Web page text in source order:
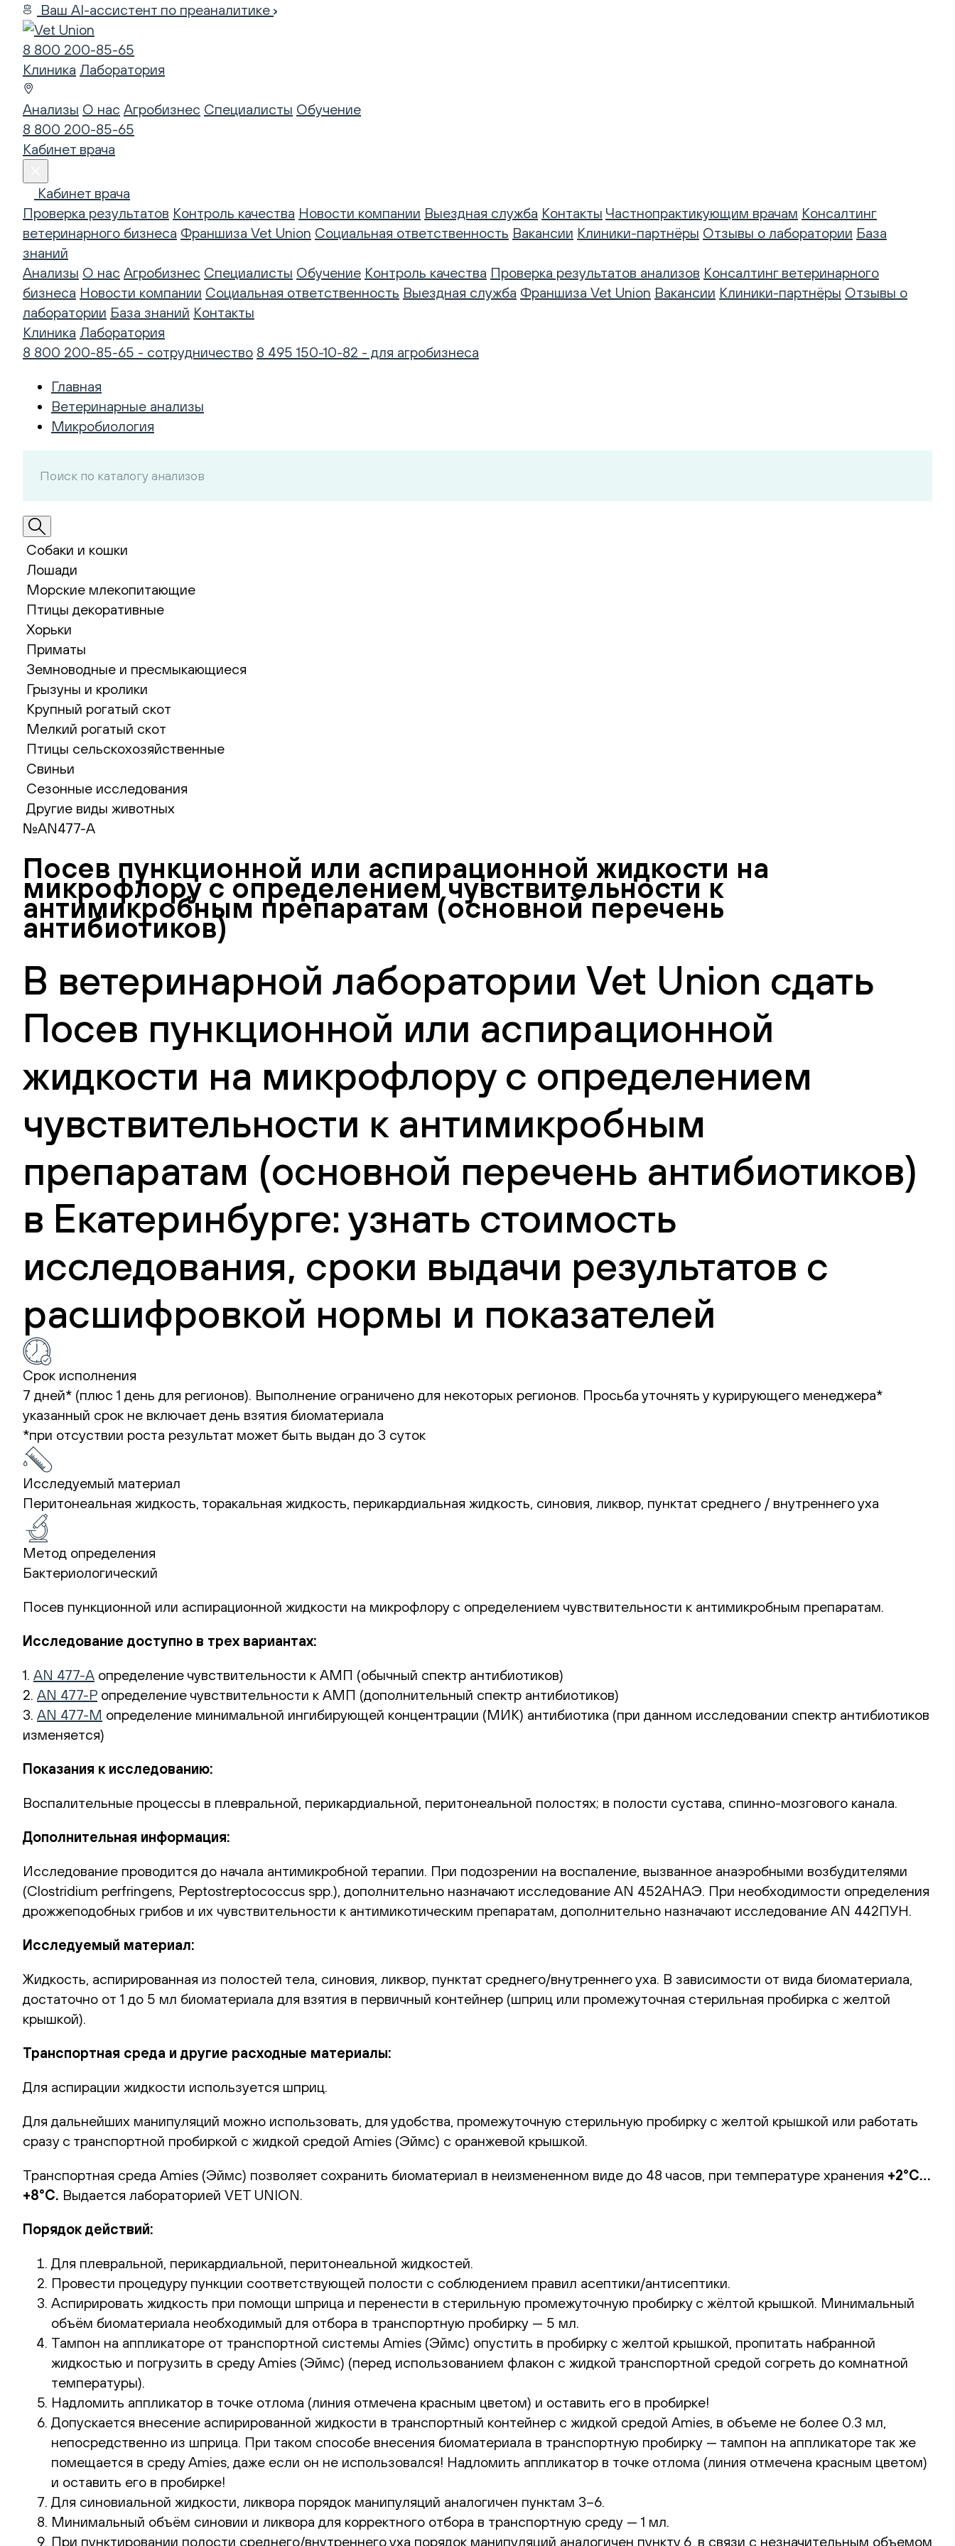
Ваш AI-ассистент по преаналитике
8 800 200-85-65
Клиника Лаборатория
Анализы О нас Агробизнес Специалисты Обучение
8 800 200-85-65
Кабинет врача
Кабинет врача
Проверка результатов Контроль качества Новости компании Выездная служба Контакты Частнопрактикующим врачам Консалтинг
ветеринарного бизнеса Франшиза Vet Union Социальная ответственность Вакансии Клиники-партнёры Отзывы о лаборатории База
знаний
Анализы О нас Агробизнес Специалисты Обучение Контроль качества Проверка результатов анализов Консалтинг ветеринарного
бизнеса Новости компании Социальная ответственность Выездная служба Франшиза Vet Union Вакансии Клиники-партнёры Отзывы о
лаборатории База знаний Контакты
Клиника Лаборатория
8 800 200-85-65 - сотрудничество 8 495 150-10-82 - для агробизнеса
Главная
Ветеринарные анализы
Микробиология
Собаки и кошки
Лошади
Морские млекопитающие
Птицы декоративные
Хорьки
Приматы
Земноводные и пресмыкающиеся
Грызуны и кролики
Крупный рогатый скот
Мелкий рогатый скот
Птицы сельскохозяйственные
Свиньи
Сезонные исследования
Другие виды животных
№AN477-A
Посев пункционной или аспирационной жидкости на
микрофлору с определением чувствительности к
антимикробным препаратам (основной перечень
антибиотиков)
В ветеринарной лаборатории Vet Union сдать
Посев пункционной или аспирационной
жидкости на микрофлору с определением
чувствительности к антимикробным
препаратам (основной перечень антибиотиков)
в Екатеринбурге: узнать стоимость
исследования, сроки выдачи результатов с
расшифровкой нормы и показателей
Срок исполнения
7 дней* (плюс 1 день для регионов). Выполнение ограничено для некоторых регионов. Просьба уточнять у курирующего менеджера*
указанный срок не включает день взятия биоматериала
*при отсуствии роста результат может быть выдан до 3 суток
Исследуемый материал
Перитонеальная жидкость, торакальная жидкость, перикардиальная жидкость, синовия, ликвор, пунктат среднего / внутреннего уха
Метод определения
Бактериологический
Посев пункционной или аспирационной жидкости на микрофлору с определением чувствительности к антимикробным препаратам.
Исследование доступно в трех вариантах:
1. AN 477-A определение чувствительности к АМП (обычный спектр антибиотиков)
2. AN 477-Р определение чувствительности к АМП (дополнительный спектр антибиотиков)
3. AN 477-М определение минимальной ингибирующей концентрации (МИК) антибиотика (при данном исследовании спектр антибиотиков
изменяется)
Показания к исследованию:
Воспалительные процессы в плевральной, перикардиальной, перитонеальной полостях; в полости сустава, спинно-мозгового канала.
Дополнительная информация:
Исследование проводится до начала антимикробной терапии. При подозрении на воспаление, вызванное анаэробными возбудителями
(Clostridium perfringens, Peptostreptococcus spp.), дополнительно назначают исследование AN 452АНАЭ. При необходимости определения
дрожжеподобных грибов и их чувствительности к антимикотическим препаратам, дополнительно назначают исследование AN 442ПУН.
Исследуемый материал:
Жидкость, аспирированная из полостей тела, синовия, ликвор, пунктат среднего/внутреннего уха. В зависимости от вида биоматериала,
достаточно от 1 до 5 мл биоматериала для взятия в первичный контейнер (шприц или промежуточная стерильная пробирка с желтой
крышкой).
Транспортная среда и другие расходные материалы:
Для аспирации жидкости используется шприц.
Для дальнейших манипуляций можно использовать, для удобства, промежуточную стерильную пробирку с желтой крышкой или работать
сразу с транспортной пробиркой с жидкой средой Amies (Эймс) с оранжевой крышкой.
Транспортная среда Amies (Эймс) позволяет сохранить биоматериал в неизмененном виде до 48 часов, при температуре хранения +2°С…
+8°С. Выдается лабораторией VET UNION.
Порядок действий:
Для плевральной, перикардиальной, перитонеальной жидкостей.
Провести процедуру пункции соответствующей полости с соблюдением правил асептики/антисептики.
Аспирировать жидкость при помощи шприца и перенести в стерильную промежуточную пробирку с жёлтой крышкой. Минимальный
объём биоматериала необходимый для отбора в транспортную пробирку — 5 мл.
Тампон на аппликаторе от транспортной системы Amies (Эймс) опустить в пробирку с желтой крышкой, пропитать набранной
жидкостью и погрузить в среду Amies (Эймс) (перед использованием флакон с жидкой транспортной средой согреть до комнатной
температуры).
Надломить аппликатор в точке отлома (линия отмечена красным цветом) и оставить его в пробирке!
Допускается внесение аспирированной жидкости в транспортный контейнер с жидкой средой Amies, в объеме не более 0.3 мл,
непосредственно из шприца. При таком способе внесения биоматериала в транспортную пробирку — тампон на аппликаторе так же
помещается в среду Amies, даже если он не использовался! Надломить аппликатор в точке отлома (линия отмечена красным цветом)
и оставить его в пробирке!
Для синовиальной жидкости, ликвора порядок манипуляций аналогичен пунктам 3–6.
Минимальный объём синовии и ликвора для корректного отбора в транспортную среду — 1 мл.
При пунктировании полости среднего/внутреннего уха порядок манипуляций аналогичен пункту 6, в связи с незначительным объемом